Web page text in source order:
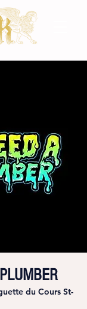
du Cours St-